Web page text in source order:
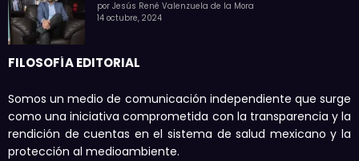
por Jesús René Valenzuela de la Mora
14 octubre, 2024
FILOSOFÍA EDITORIAL
Somos un medio de comunicación independiente que surge
como una iniciativa comprometida con la transparencia y la
rendición de cuentas en el sistema de salud mexicano y la
protección al medioambiente.